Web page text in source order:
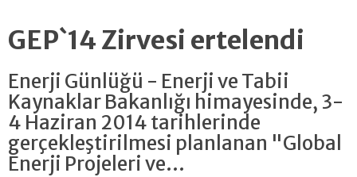
GEP`14 Zirvesi ertelendi
Enerji Günlüğü - Enerji ve Tabii
Kaynaklar Bakanlığı himayesinde, 3-
4 Haziran 2014 tarihlerinde
gerçekleştirilmesi planlanan "Global
Enerji Projeleri ve...